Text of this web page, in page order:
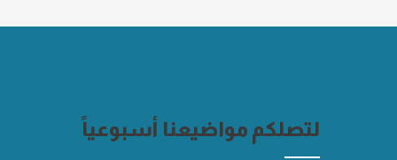
لتصلكم مواضيعنا أسبوعياً